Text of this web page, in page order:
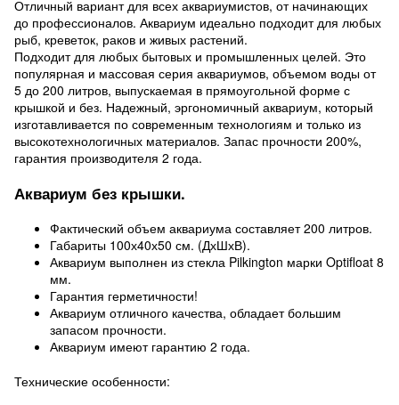
Отличный вариант для всех аквариумистов, от начинающих
до профессионалов. Аквариум идеально подходит для любых
рыб, креветок, раков и живых растений.
Подходит для любых бытовых и промышленных целей. Это
популярная и массовая серия аквариумов, объемом воды от
5 до 200 литров, выпускаемая в прямоугольной форме с
крышкой и без. Надежный, эргономичный аквариум, который
изготавливается по современным технологиям и только из
высокотехнологичных материалов. Запас прочности 200%,
гарантия производителя 2 года.
Аквариум без крышки.
Фактический объем аквариума составляет 200 литров.
Габариты 100х40х50 см. (ДхШхВ).
Аквариум выполнен из стекла Pilkington марки Optifloat 8
мм.
Гарантия герметичности!
Аквариум отличного качества, обладает большим
запасом прочности.
Аквариум имеют гарантию 2 года.
Технические особенности: